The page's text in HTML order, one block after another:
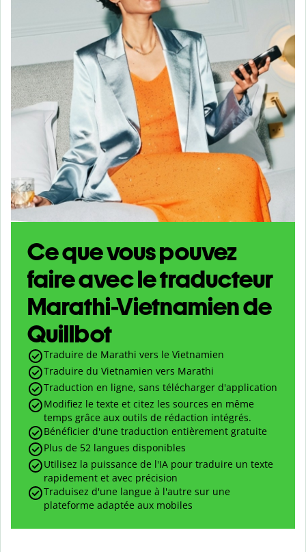
Ce que vous pouvez
faire avec le traducteur
Marathi-Vietnamien de
Quillbot
Traduire de Marathi vers le Vietnamien
Traduire du Vietnamien vers Marathi
Traduction en ligne, sans télécharger d'application
Modifiez le texte et citez les sources en même
temps grâce aux outils de rédaction intégrés.
Bénéficier d'une traduction entièrement gratuite
Plus de 52 langues disponibles
Utilisez la puissance de l'IA pour traduire un texte
rapidement et avec précision
Traduisez d'une langue à l'autre sur une
plateforme adaptée aux mobiles